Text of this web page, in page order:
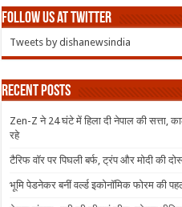
Follow us at Twitter
Tweets by dishanewsindia
Recent Posts
Zen-Z ने 24 घंटे में हिला दी नेपाल की सत्ता,
रहे
टैरिफ वॉर पर पिघली बर्फ, ट्रंप और मोदी की
भूमि पेडनेकर बनीं वर्ल्ड इकोनॉमिक फोरम की